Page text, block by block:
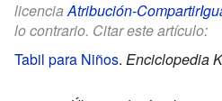
licenciaAtribución-
lo contrario. Citar este artículo:
Tabil para Niños. Enciclopedia